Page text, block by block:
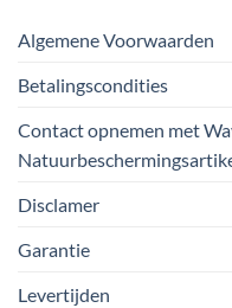
Algemene Voorwaarden
Betalingscondities
Contact opnemen met
Disclamer
Garantie
Levertijden